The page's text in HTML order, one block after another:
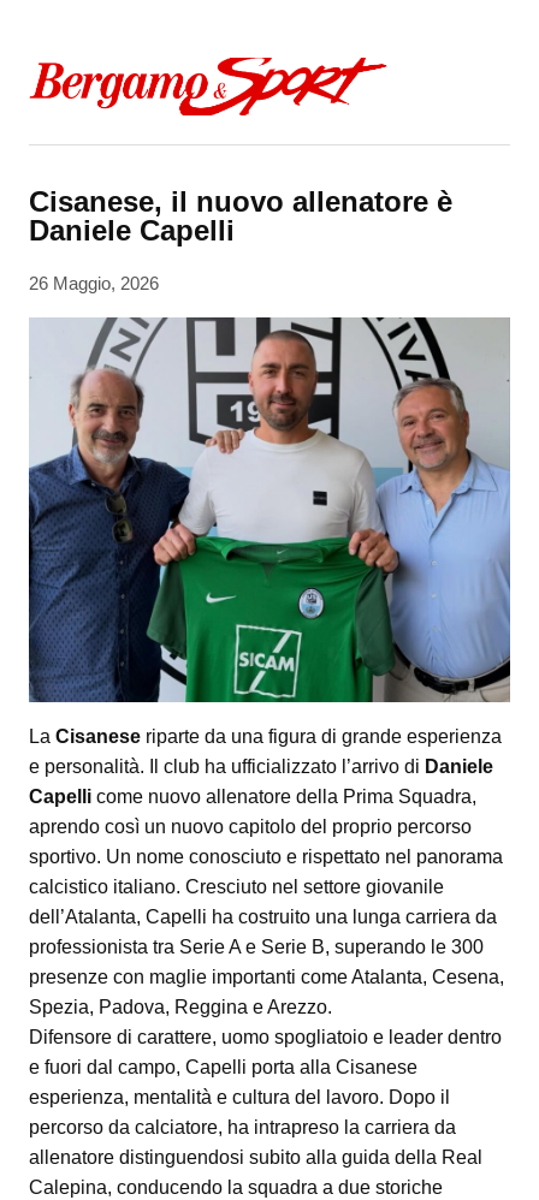
Cisanese, il nuovo allenatore è
Daniele Capelli
26 Maggio, 2026
La Cisanese riparte da una figura di grande esperienza
e personalità. Il club ha ufficializzato l’arrivo di Daniele
Capelli come nuovo allenatore della Prima Squadra,
aprendo così un nuovo capitolo del proprio percorso
sportivo. Un nome conosciuto e rispettato nel panorama
calcistico italiano. Cresciuto nel settore giovanile
dell’Atalanta, Capelli ha costruito una lunga carriera da
professionista tra Serie A e Serie B, superando le 300
presenze con maglie importanti come Atalanta, Cesena,
Spezia, Padova, Reggina e Arezzo.
Difensore di carattere, uomo spogliatoio e leader dentro
e fuori dal campo, Capelli porta alla Cisanese
esperienza, mentalità e cultura del lavoro. Dopo il
percorso da calciatore, ha intrapreso la carriera da
allenatore distinguendosi subito alla guida della Real
Calepina, conducendo la squadra a due storiche